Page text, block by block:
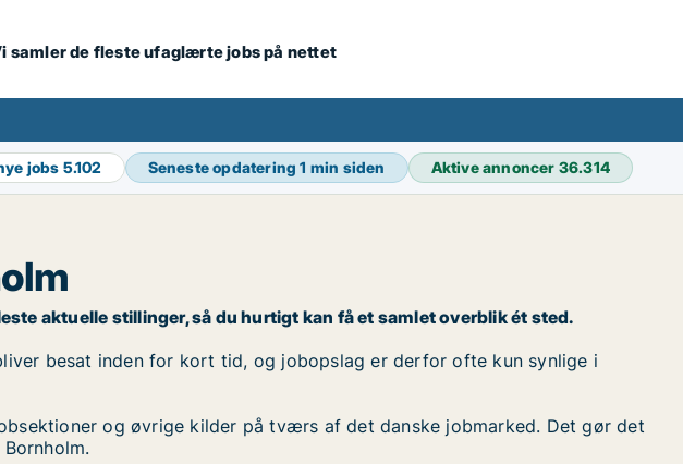
samler de fleste ufaglærte jobs på nettet
jobs 5.102 Seneste opdatering1 min siden Aktive annoncer 36.314
aktuelle stillinger, så du hurtigt kan få et samlet overblik ét sted.
besat inden for kort tid, og jobopslag er derfor ofte kun synlige i
og øvrige kilder på tværs af det danske jobmarked. Det gør det